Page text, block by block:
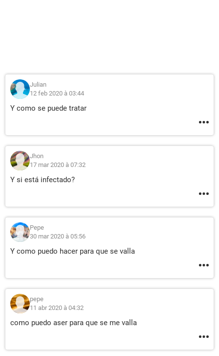
Julian
12 feb 2020 à 03:44
Y como se puede tratar
Jhon
17 mar 2020 à 07:32
Y si está infectado?
Pepe
30 mar 2020 à 05:56
Y como puedo hacer para que se valla
pepe
11 abr 2020 à 04:32
como puedo aser para que se me valla